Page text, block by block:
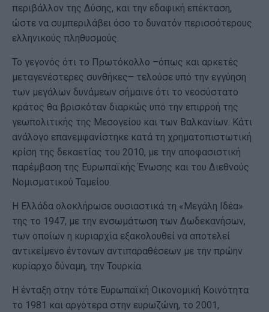
περιβάλλον της Δύσης, και την εδαφική επέκταση,
ώστε να συμπεριλάβει όσο το δυνατόν περισσότερους
ελληνικούς πληθυσμούς.
Το γεγονός ότι το Πρωτόκολλο –όπως και αρκετές
μεταγενέστερες συνθήκες– τελούσε υπό την εγγύηση
των μεγάλων δυνάμεων σήμαινε ότι το νεοσύστατο
κράτος θα βρισκόταν διαρκώς υπό την επιρροή της
γεωπολιτικής της Μεσογείου και των Βαλκανίων. Κάτι
ανάλογο επανεμφανίστηκε κατά τη χρηματοπιστωτική
κρίση της δεκαετίας του 2010, με την αποφασιστική
παρέμβαση της Ευρωπαϊκής Ένωσης και του Διεθνούς
Νομισματικού Ταμείου.
Η Ελλάδα ολοκλήρωσε ουσιαστικά τη «Μεγάλη Ιδέα»
της το 1947, με την ενσωμάτωση των Δωδεκανήσων,
των οποίων η κυριαρχία εξακολουθεί να αποτελεί
αντικείμενο έντονων αντιπαραθέσεων με την πρώην
κυρίαρχο δύναμη, την Τουρκία.
Η ένταξη στην τότε Ευρωπαϊκή Οικονομική Κοινότητα
το 1981 και αργότερα στην ευρωζώνη, το 2001,